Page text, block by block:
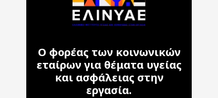
Ο φορέας των κοινωνικών
εταίρων για θέματα υγείας
και ασφάλειας στην
εργασία.